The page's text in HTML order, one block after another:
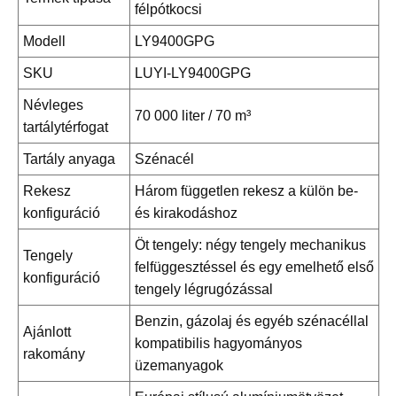
félpótkocsi
Modell LY9400GPG
SKU LUYI-LY9400GPG
Névleges
tartálytérfogat
70 000 liter / 70 m³
Tartály anyaga Szénacél
Rekesz
konfiguráció
Három független rekesz a külön be-
és kirakodáshoz
Tengely
konfiguráció
Öt tengely: négy tengely mechanikus
felfüggesztéssel és egy emelhető első
tengely légrugózással
Ajánlott
rakomány
Benzin, gázolaj és egyéb szénacéllal
kompatibilis hagyományos
üzemanyagok